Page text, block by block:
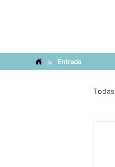
> Entrada
Todas